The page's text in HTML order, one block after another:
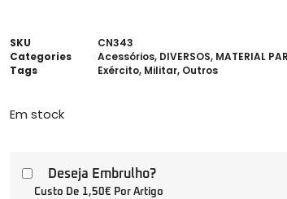
SKU
CN343
Categories
Acessórios, DIVERSOS, MATERIAL
Tags
Exército, Militar, Outros
Em stock
Deseja Embrulho?
Custo De 1,50€ Por Artigo